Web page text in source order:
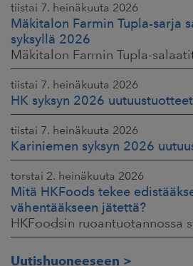
tiistai 7. heinäkuuta 2026
Mäkitalon Farmin Tupla-sarja
syksyllä 2026
tiistai 7. heinäkuuta 2026
HK syksyn 2026 uutuustuotteet
tiistai 7. heinäkuuta 2026
Kariniemen syksyn 2026
torstai 2. heinäkuuta 2026
Mitä HKFoods tekee
vähentääkseen jätettä?
Uutishuoneeseen